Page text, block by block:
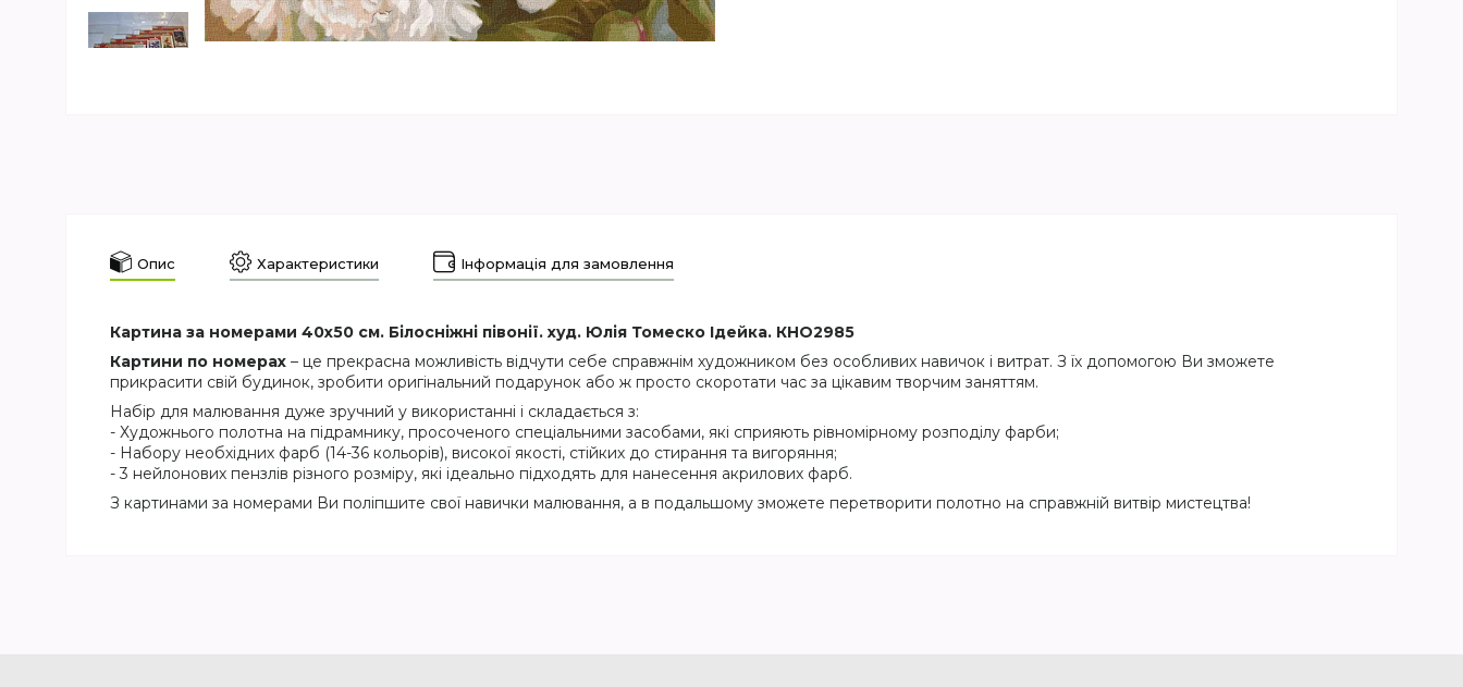
Опис Характеристики Інформація для замовлення
Картина за номерами 40х50 см. Білосніжні півонії. худ. Юлія Томеско Ідейка. КНО2985
Картини по номерах – це прекрасна можливість відчути себе справжнім художником без особливих навичок і витрат. З їх допомогою Ви зможете
прикрасити свій будинок, зробити оригінальний подарунок або ж просто скоротати час за цікавим творчим заняттям.
Набір для малювання дуже зручний у використанні і складається з:
- Художнього полотна на підрамнику, просоченого спеціальними засобами, які сприяють рівномірному розподілу фарби;
- Набору необхідних фарб (14-36 кольорів), високої якості, стійких до стирання та вигоряння;
- 3 нейлонових пензлів різного розміру, які ідеально підходять для нанесення акрилових фарб.
З картинами за номерами Ви поліпшите свої навички малювання, а в подальшому зможете перетворити полотно на справжній витвір мистецтва!